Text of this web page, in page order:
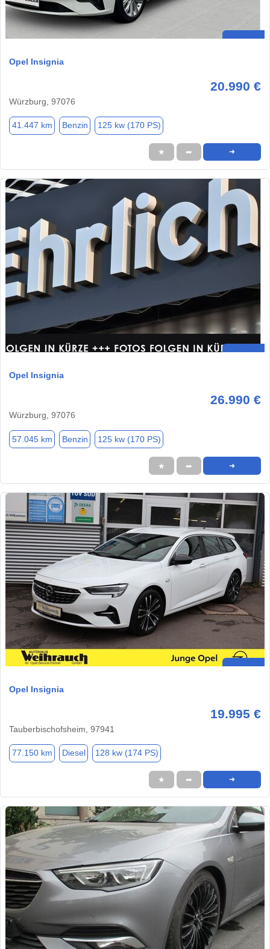
Opel Insignia
20.990 €
Würzburg, 97076
41.447 km Benzin 125 kw (170 PS)
★ ➦ ➜
Opel Insignia
26.990 €
Würzburg, 97076
57.045 km Benzin 125 kw (170 PS)
★ ➦ ➜
Opel Insignia
19.995 €
Tauberbischofsheim, 97941
77.150 km Diesel 128 kw (174 PS)
★ ➦ ➜